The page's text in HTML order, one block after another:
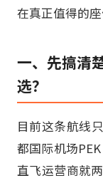
在真正值得的座
一、先搞清
选？
目前这条航线
都国际机场
直飞运营商就